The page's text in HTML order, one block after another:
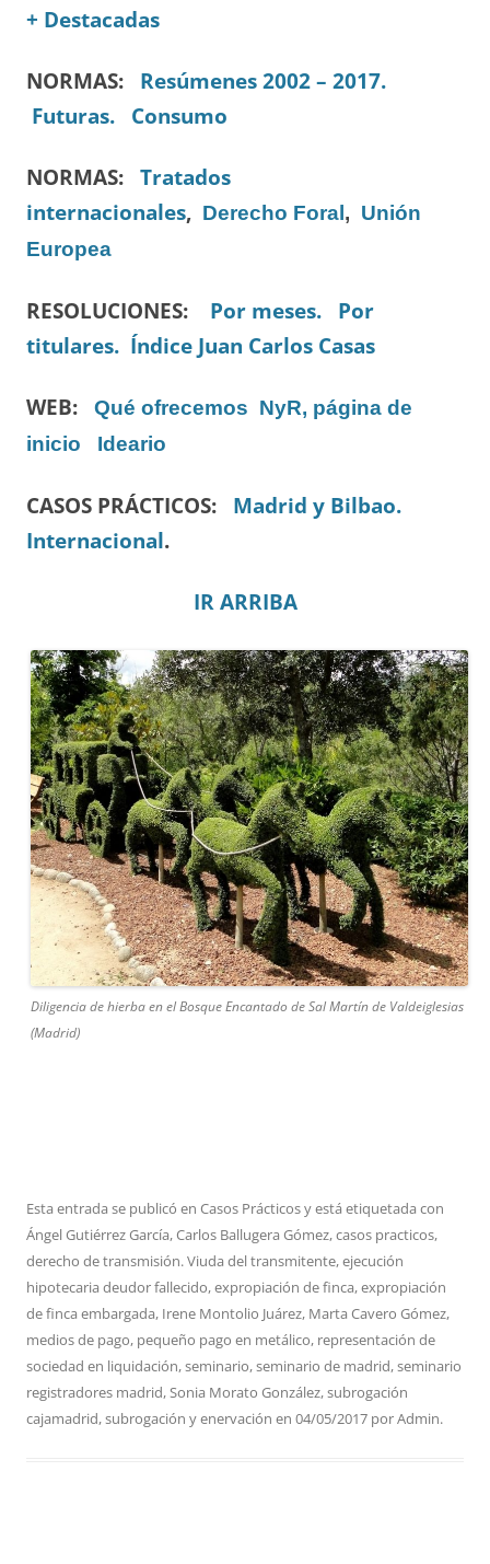
+ Destacadas
NORMAS: Resúmenes 2002 – 2017.
Futuras.
Consumo
NORMAS: Tratados
internacionales, Derecho Foral , Unión
Europea
RESOLUCIONES: Por meses.
Por
titulares. Índice Juan Carlos Casas
WEB: Qué ofrecemos NyR, página de
inicio
Ideario
CASOS PRÁCTICOS: Madrid y Bilbao.
Internacional.
IR ARRIBA
Diligencia de hierba en el Bosque Encantado de Sal Martín de Valdeiglesias
(Madrid)
Esta entrada se publicó en Casos Prácticosy está etiquetada con
Ángel Gutiérrez García,Carlos Ballugera Gómez,casos practicos,
derecho de transmisión. Viuda del transmitente,ejecución
hipotecaria deudor fallecido,expropiación de finca,expropiación
de finca embargada, Irene Montolio Juárez, Marta Cavero Gómez,
medios de pago, pequeño pago en metálico, representación de
sociedad en liquidación,seminario,seminario de madrid,seminario
registradores madrid,Sonia Morato González,subrogación
cajamadrid,subrogación y enervación en 04/05/2017 porAdmin.